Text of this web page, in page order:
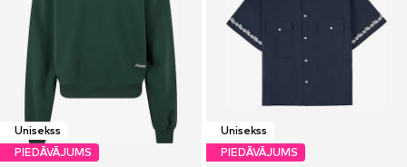
Unisekss
PIEDĀVĀJUMS
Unisekss
PIEDĀVĀJUMS